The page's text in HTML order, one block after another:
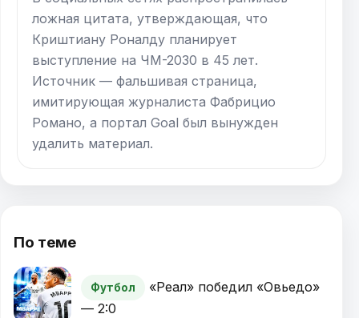
ложная цитата, утверждающая, что
Криштиану Роналду планирует
выступление на ЧМ-2030 в 45 лет.
Источник — фальшивая страница,
имитирующая журналиста Фабрицио
Романо, а портал Goal был вынужден
удалить материал.
По теме
Футбол
«Реал» победил «Овьедо»
— 2:0